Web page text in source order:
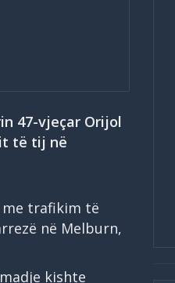
47-vjeçar Orijol
të tij në
me trafikim të
në Melburn,
kishte